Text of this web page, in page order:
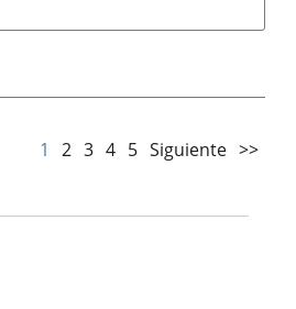
1 2 3 4 5 Siguiente >>